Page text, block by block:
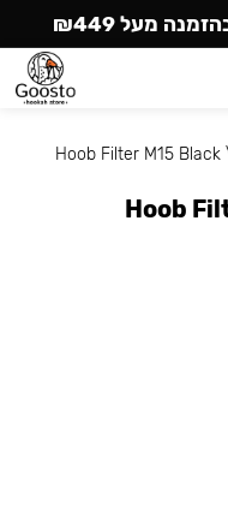
Hoob Filter M15 Black
Hoob
מעל ₪449